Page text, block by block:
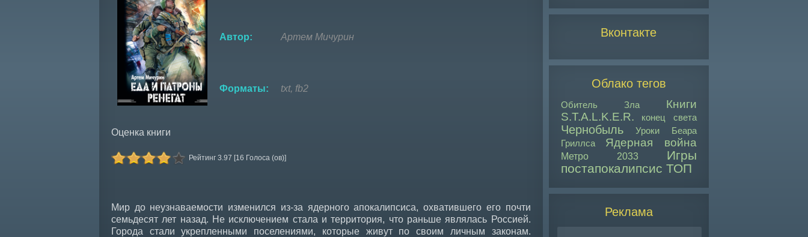
Автор: Артем Мичурин
Форматы: txt, fb2
Оценка книги
Рейтинг 3.97 [16 Голоса (ов)]
Мир до неузнаваемости изменился из-за ядерного апокалипсиса, охватившего его почти
семьдесят лет назад. Не исключением стала и территория, что раньше являлась Россией.
Города стали укрепленными поселениями, которые живут по своим личным законам.
Вконтакте
Облако тегов
Обитель Зла
Книги
S.T.A.L.K.E.R.
конец света
Чернобыль
Уроки Беара
Гриллса
Ядерная война
Метро 2033
Игры
постапокалипсис ТОП
Реклама